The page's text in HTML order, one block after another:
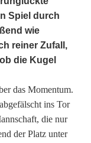
Spiel durch
wie
reiner Zufall,
die Kugel
das Momentum.
ins Tor
die nur
der Platz unter